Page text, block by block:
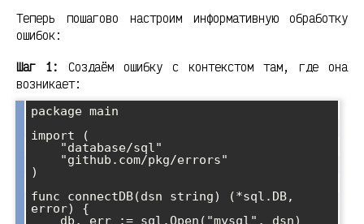
Теперь пошагово настроим информативную обработку
ошибок:
Шаг 1:
Создаём ошибку с контекстом там, где она
возникает:
package main
import (
)
func connectDB(dsn string) (*sql.DB,
error) {